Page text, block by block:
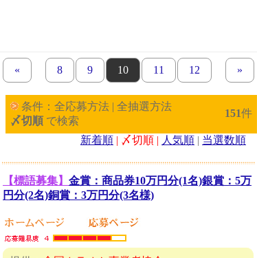
« previous set of pages
page
8 page
9 page
10 page
11 page
12 »
条件：全応募方法 | 全抽選方法
〆切順 で検索
151件
新着順 | 〆切順 | 人気順 | 当選数順
【標語募集】 金賞：商品券10万円分(1名)銀賞：5万
円分(2名)銅賞：3万円分(3名様)